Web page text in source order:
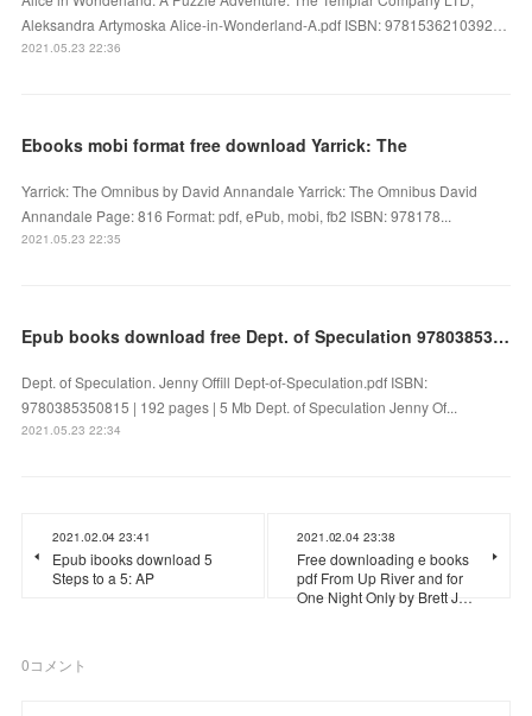
Aleksandra Artymoska Alice-in-Wonderland-A.pdf ISBN: 9781536210392…
2021.05.23 22:36
Ebooks mobi format free download Yarrick: The
Yarrick: The Omnibus by David Annandale Yarrick: The Omnibus David
Annandale Page: 816 Format: pdf, ePub, mobi, fb2 ISBN: 978178...
2021.05.23 22:35
Epub books download free Dept. of Speculation 9780385350815
Dept. of Speculation. Jenny Offill Dept-of-Speculation.pdf ISBN:
9780385350815 | 192 pages | 5 Mb Dept. of Speculation Jenny Of...
2021.05.23 22:34
2021.02.04 23:41
Epub ibooks download 5
Steps to a 5: AP
2021.02.04 23:38
Free downloading e books
pdf From Up River and for
One Night Only by Brett J…
0コメント